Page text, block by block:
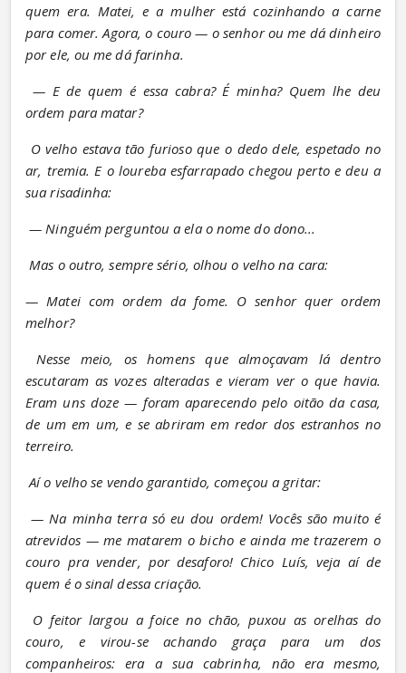
quem era. Matei, e a mulher está cozinhando a carne
para comer. Agora, o couro — o senhor ou me dá dinheiro
por ele, ou me dá farinha.
— E de quem é essa cabra? É minha? Quem lhe deu
ordem para matar?
O velho estava tão furioso que o dedo dele, espetado no
ar, tremia. E o loureba esfarrapado chegou perto e deu a
sua risadinha:
— Ninguém perguntou a ela o nome do dono...
Mas o outro, sempre sério, olhou o velho na cara:
— Matei com ordem da fome. O senhor quer ordem
melhor?
Nesse meio, os homens que almoçavam lá dentro
escutaram as vozes alteradas e vieram ver o que havia.
Eram uns doze — foram aparecendo pelo oitão da casa,
de um em um, e se abriram em redor dos estranhos no
terreiro.
Aí o velho se vendo garantido, começou a gritar:
— Na minha terra só eu dou ordem! Vocês são muito é
atrevidos — me matarem o bicho e ainda me trazerem o
couro pra vender, por desaforo! Chico Luís, veja aí de
quem é o sinal dessa criação.
O feitor largou a foice no chão, puxou as orelhas do
couro, e virou-se achando graça para um dos
companheiros: era a sua cabrinha, não era mesmo,